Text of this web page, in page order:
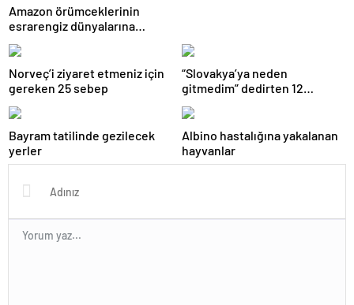
Amazon örümceklerinin
esrarengiz dünyalarına
gitmeye hazır olun.
Norveç’i ziyaret etmeniz için
gereken 25 sebep
“Slovakya’ya neden
gitmedim” dedirten 12
fotoğraf
Bayram tatilinde gezilecek
yerler
Albino hastalığına yakalanan
hayvanlar